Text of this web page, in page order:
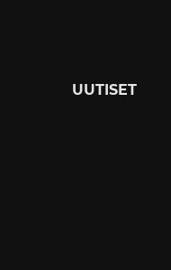
UUTISET